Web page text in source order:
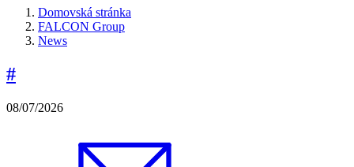
Domovská stránka
FALCON Group
News
#
08/07/2026